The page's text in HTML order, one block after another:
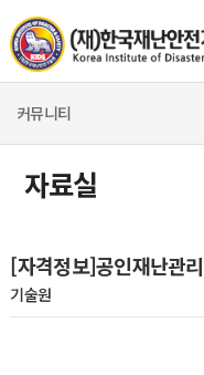
커뮤니티
자료실
[자격정보]공인재난관
기술원